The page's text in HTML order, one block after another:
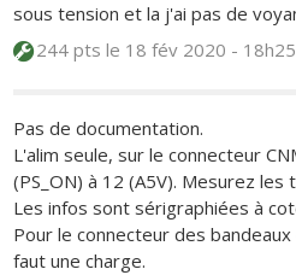
sous tension et la j'ai pas de
244 ptsle 18 fév 2020 - 18h25
Pas de documentation.
L'alim seule, sur le connecteur
(PS_ON) à 12 (A5V). Mesurez
Les infos sont sérigraphiées à
Pour le connecteur des
faut une charge.